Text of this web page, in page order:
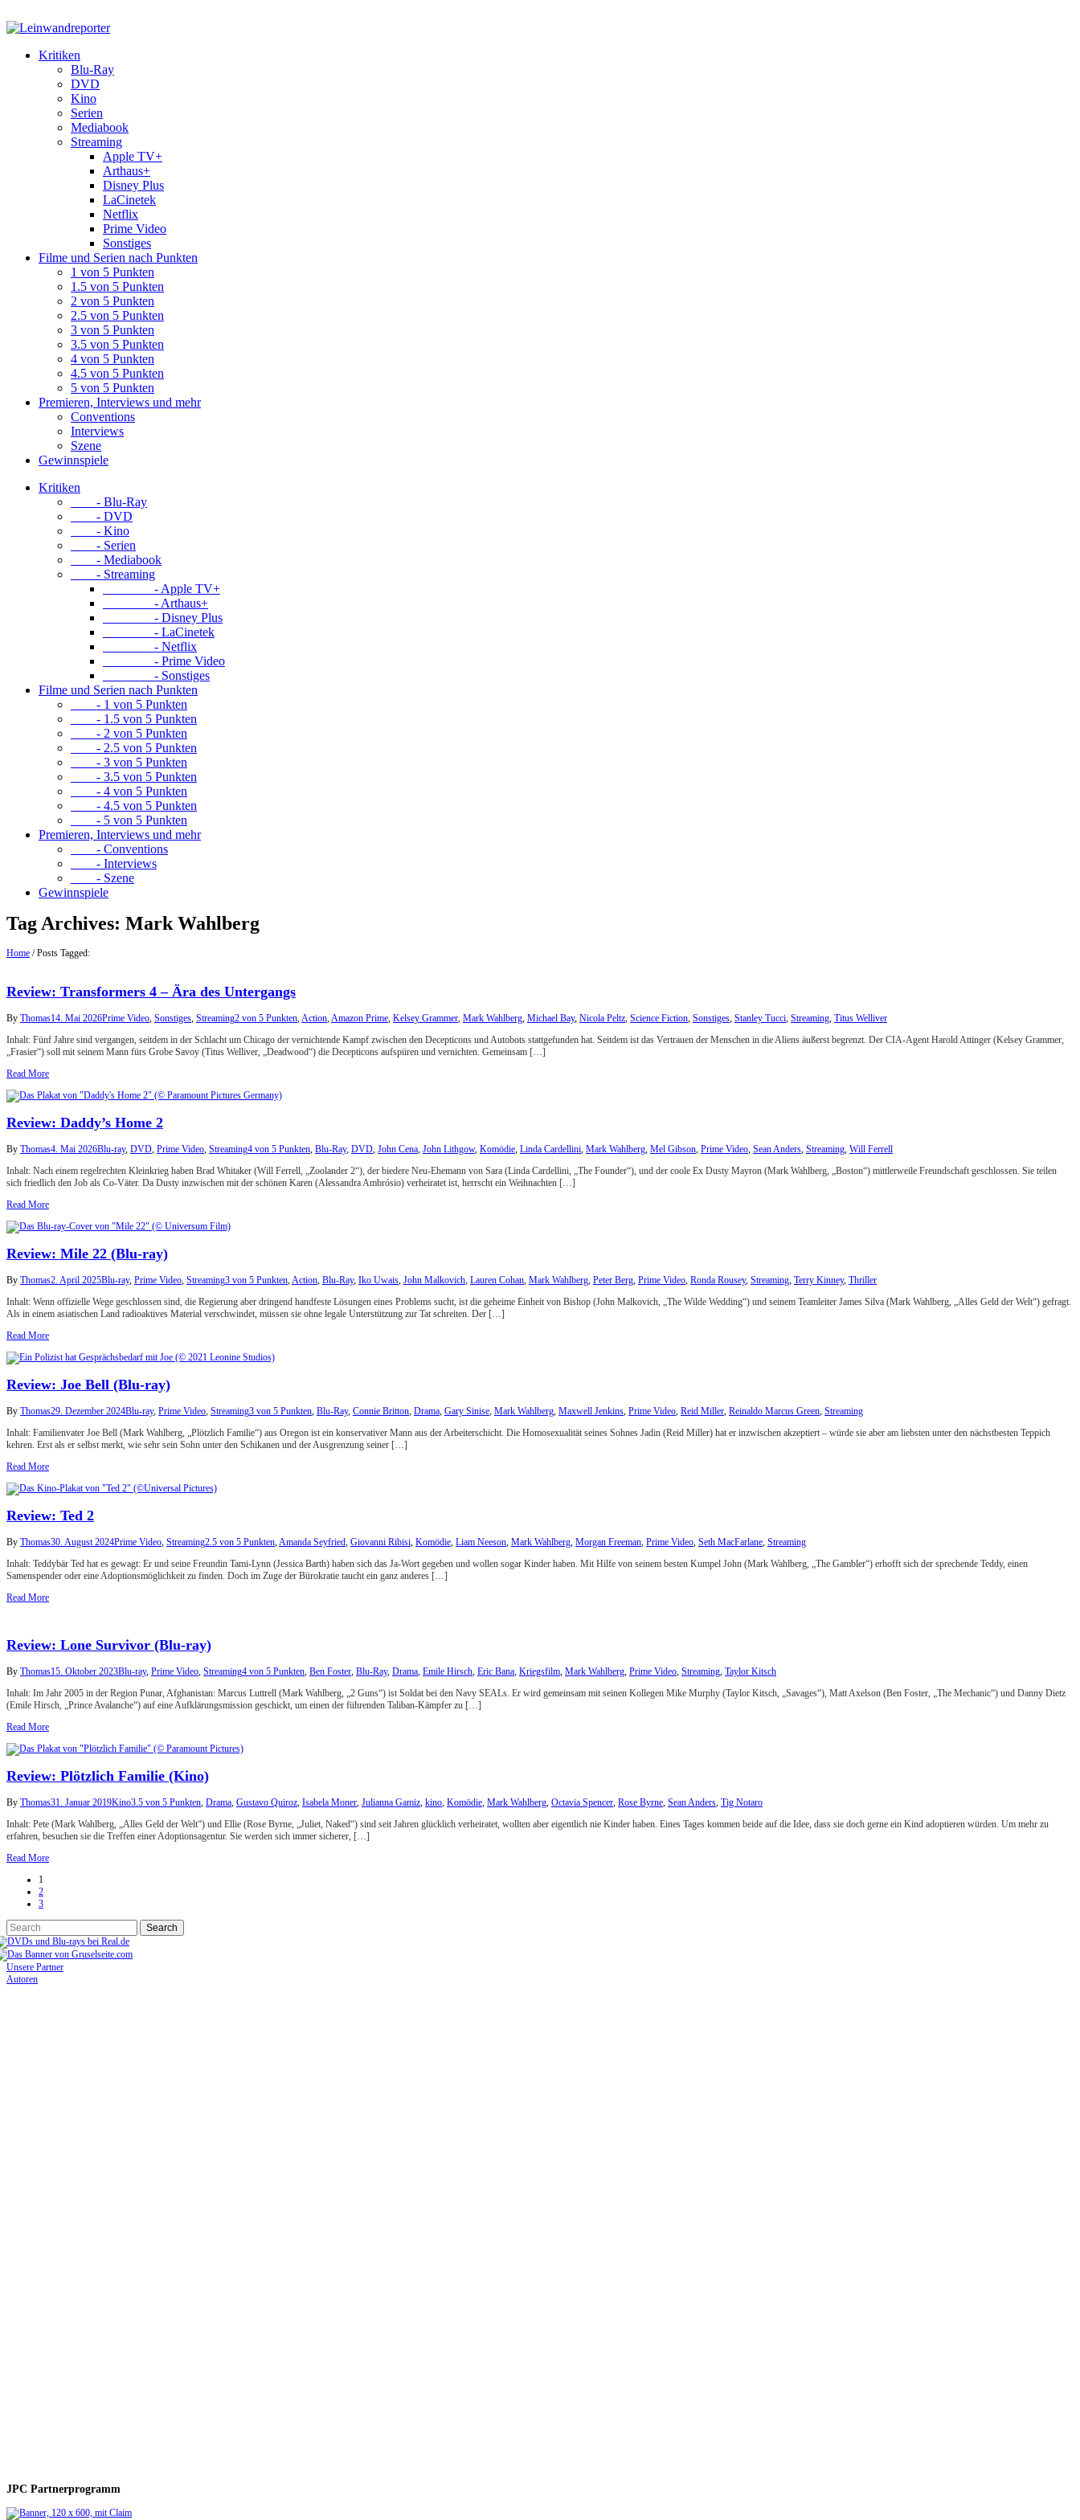
Kritiken
Blu-Ray
DVD
Kino
Serien
Mediabook
Streaming
Apple TV+
Arthaus+
Disney Plus
LaCinetek
Netflix
Prime Video
Sonstiges
Filme und Serien nach Punkten
1 von 5 Punkten
1.5 von 5 Punkten
2 von 5 Punkten
2.5 von 5 Punkten
3 von 5 Punkten
3.5 von 5 Punkten
4 von 5 Punkten
4.5 von 5 Punkten
5 von 5 Punkten
Premieren, Interviews und mehr
Conventions
Interviews
Szene
Gewinnspiele
Kritiken
- Blu-Ray
- DVD
- Kino
- Serien
- Mediabook
- Streaming
- Apple TV+
- Arthaus+
- Disney Plus
- LaCinetek
- Netflix
- Prime Video
- Sonstiges
Filme und Serien nach Punkten
- 1 von 5 Punkten
- 1.5 von 5 Punkten
- 2 von 5 Punkten
- 2.5 von 5 Punkten
- 3 von 5 Punkten
- 3.5 von 5 Punkten
- 4 von 5 Punkten
- 4.5 von 5 Punkten
- 5 von 5 Punkten
Premieren, Interviews und mehr
- Conventions
- Interviews
- Szene
Gewinnspiele
Tag Archives: Mark Wahlberg
Home /Posts Tagged:
Review: Transformers 4 – Ära des Untergangs
By Thomas14. Mai 2026Prime Video, Sonstiges, Streaming2 von 5 Punkten,Action,Amazon Prime, Kelsey Grammer, Mark Wahlberg, Michael Bay, Nicola Peltz, Science Fiction, Sonstiges, Stanley Tucci, Streaming, Titus Welliver
Inhalt: Fünf Jahre sind vergangen, seitdem in der Schlacht um Chicago der vernichtende Kampf zwischen den Decepticons und Autobots stattgefunden hat. Seitdem ist das Vertrauen der Menschen in die Aliens äußerst begrenzt. Der CIA-Agent Harold Attinger (Kelsey Grammer,
„Frasier“) soll mit seinem Mann fürs Grobe Savoy (Titus Welliver, „Deadwood“) die Decepticons aufspüren und vernichten. Gemeinsam […]
Read More
Review: Daddy’s Home 2
By Thomas4. Mai 2026Blu-ray, DVD, Prime Video, Streaming4 von 5 Punkten, Blu-Ray, DVD, John Cena, John Lithgow, Komödie, Linda Cardellini, Mark Wahlberg, Mel Gibson, Prime Video, Sean Anders, Streaming, Will Ferrell
Inhalt: Nach einem regelrechten Kleinkrieg haben Brad Whitaker (Will Ferrell, „Zoolander 2“), der biedere Neu-Ehemann von Sara (Linda Cardellini, „The Founder“), und der coole Ex Dusty Mayron (Mark Wahlberg, „Boston“) mittlerweile Freundschaft geschlossen. Sie teilen
sich friedlich den Job als Co-Väter. Da Dusty inzwischen mit der schönen Karen (Alessandra Ambrósio) verheiratet ist, herrscht ein Weihnachten […]
Read More
Review: Mile 22 (Blu-ray)
By Thomas2. April 2025Blu-ray, Prime Video Streaming3 von 5 Punkten Action Blu-Ray, Iko Uwais John Malkovich Lauren Cohan Mark Wahlberg Peter Berg Prime Video Ronda Rousey, Streaming Terry Kinney, Thriller
Inhalt: Wenn offizielle Wege geschlossen sind, die Regierung aber dringend handfeste Lösungen eines Problems sucht, ist die geheime Einheit von Bishop (John Malkovich, „The Wilde Wedding“) und seinem Teamleiter James Silva (Mark Wahlberg, „Alles Geld der Welt“) gefragt.
Als in einem asiatischen Land radioaktives Material verschwindet, müssen sie ohne legale Unterstützung zur Tat schreiten. Der […]
Read More
Review: Joe Bell (Blu-ray)
By Thomas29. Dezember 2024Blu-ray, Prime Video Streaming3 von 5 Punkten Blu-Ray, Connie Britton Drama Gary Sinise Mark Wahlberg Maxwell Jenkins Prime Video Reid Miller Reinaldo Marcus Green Streaming
Inhalt: Familienvater Joe Bell (Mark Wahlberg, „Plötzlich Familie“) aus Oregon ist ein konservativer Mann aus der Arbeiterschicht. Die Homosexualität seines Sohnes Jadin (Reid Miller) hat er inzwischen akzeptiert – würde sie aber am liebsten unter den nächstbesten Teppich
kehren. Erst als er selbst merkt, wie sehr sein Sohn unter den Schikanen und der Ausgrenzung seiner […]
Read More
Review: Ted 2
By Thomas30. August 2024Prime Video Streaming2.5 von 5 Punkten Amanda Seyfried Giovanni Ribisi Komödie Liam Neeson Mark Wahlberg Morgan Freeman Prime Video Seth MacFarlane Streaming
Inhalt: Teddybär Ted hat es gewagt: Er und seine Freundin Tami-Lynn (Jessica Barth) haben sich das Ja-Wort gegeben und wollen sogar Kinder haben. Mit Hilfe von seinem besten Kumpel John (Mark Wahlberg, „The Gambler“) erhofft sich der sprechende Teddy, einen
Samenspender oder eine Adoptionsmöglichkeit zu finden. Doch im Zuge der Bürokratie taucht ein ganz anderes […]
Read More
Review: Lone Survivor (Blu-ray)
By Thomas15. Oktober 2023Blu-ray, Prime Video, Streaming4 von 5 Punkten, Ben Foster, Blu-Ray, Drama, Emile Hirsch, Eric Bana, Kriegsfilm, Mark Wahlberg, Prime Video, Streaming, Taylor Kitsch
Inhalt: Im Jahr 2005 in der Region Punar, Afghanistan: Marcus Luttrell (Mark Wahlberg, „2 Guns“) ist Soldat bei den Navy SEALs. Er wird gemeinsam mit seinen Kollegen Mike Murphy (Taylor Kitsch, „Savages“), Matt Axelson (Ben Foster, „The Mechanic“) und Danny Dietz
(Emile Hirsch, „Prince Avalanche“) auf eine Aufklärungsmission geschickt, um einen der führenden Taliban-Kämpfer zu […]
Read More
Review: Plötzlich Familie (Kino)
By Thomas31. Januar 2019Kino3.5 von 5 Punkten, Drama, Gustavo Quiroz, Isabela Moner, Julianna Gamiz, kino, Komödie, Mark Wahlberg, Octavia Spencer, Rose Byrne, Sean Anders, Tig Notaro
Inhalt: Pete (Mark Wahlberg, „Alles Geld der Welt“) und Ellie (Rose Byrne, „Juliet, Naked“) sind seit Jahren glücklich verheiratet, wollten aber eigentlich nie Kinder haben. Eines Tages kommen beide auf die Idee, dass sie doch gerne ein Kind adoptieren würden. Um mehr zu
erfahren, besuchen sie die Treffen einer Adoptionsagentur. Sie werden sich immer sicherer, […]
Read More
1
2
3
Unsere Partner
Autoren
JPC Partnerprogramm